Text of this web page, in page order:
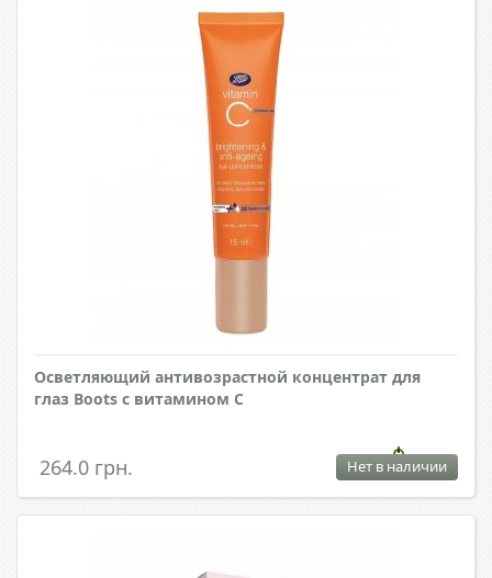
Осветляющий антивозрастной концентрат для
глаз Boots с витамином C
264.0 грн. Нет в наличии